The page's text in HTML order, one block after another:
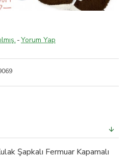
-Yorum Yap
Şapkalı Fermuar Kapamalı